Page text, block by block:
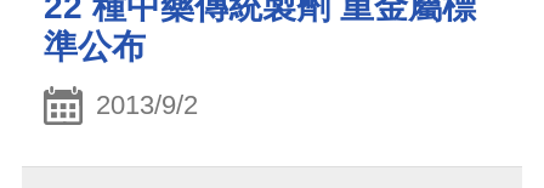
準公布
2013/9/2